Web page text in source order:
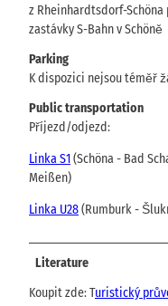
z Rheinhardtsdorf-
zastávky S-Bahn v Schöně
Parking
K dispozici nejsou téměř
Public transportation
Příjezd/odjezd:
Linka S1(Schöna - Bad
Meißen)
Linka U28(Rumburk -
Literature
Koupit zde: Turistický